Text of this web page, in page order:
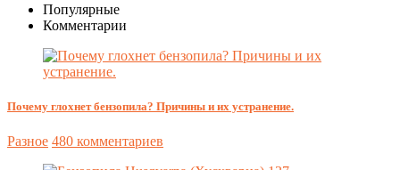
Популярные
Комментарии
Почему глохнет бензопила? Причины и их устранение.
Разное 480 комментариев